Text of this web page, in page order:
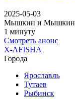
2025-05-03
Мышкин и
1 минуту
Смотреть анонс
X-AFISHA
Города
Ярославль
Тутаев
Рыбинск